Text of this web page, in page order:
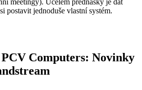
meetingy). Účelem přednášky je dát
postavit jednoduše vlastní systém.
Computers: Novinky